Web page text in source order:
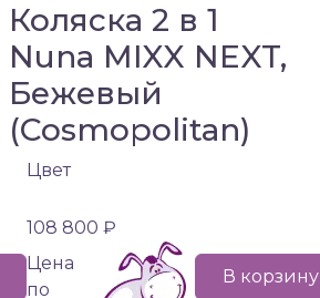
Коляска 2 в 1
Nuna MIXX NEXT,
Бежевый
(Cosmopolitan)
Цвет
108 800 ₽
Цена
по
В корзину